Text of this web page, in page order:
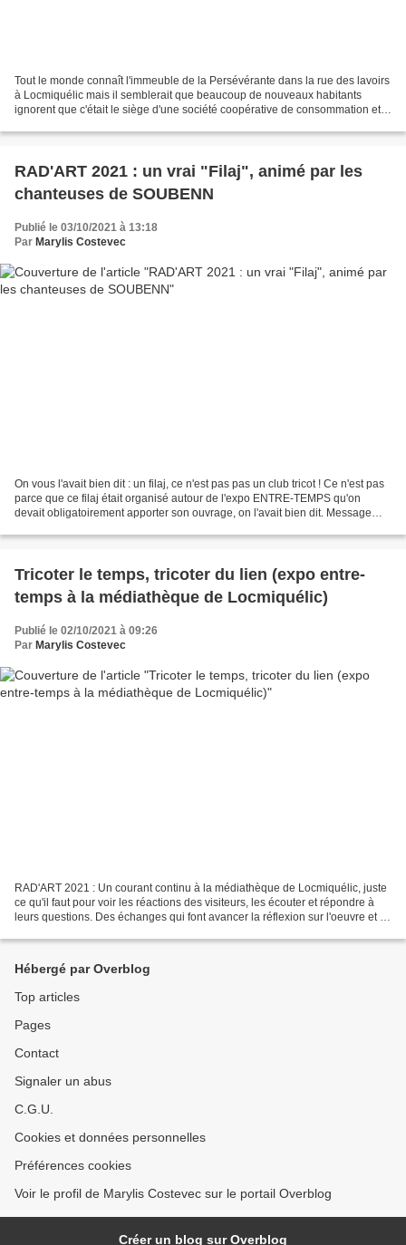
Tout le monde connaît l'immeuble de la Persévérante dans la rue des lavoirs
à Locmiquélic mais il semblerait que beaucoup de nouveaux habitants
ignorent que c'était le siège d'une société coopérative de consommation et
RAD'ART 2021 : un vrai "Filaj", animé par les
chanteuses de SOUBENN
Publié le 03/10/2021 à 13:18
Par Marylis Costevec
On vous l'avait bien dit : un filaj, ce n'est pas pas un club tricot ! Ce n'est pas
parce que ce filaj était organisé autour de l'expo ENTRE-TEMPS qu'on
devait obligatoirement apporter son ouvrage, on l'avait bien dit. Message
Tricoter le temps, tricoter du lien (expo entre-
temps à la médiathèque de Locmiquélic)
Publié le 02/10/2021 à 09:26
Par Marylis Costevec
RAD'ART 2021 : Un courant continu à la médiathèque de Locmiquélic, juste
ce qu'il faut pour voir les réactions des visiteurs, les écouter et répondre à
leurs questions. Des échanges qui font avancer la réflexion sur l'oeuvre et la
Hébergé par Overblog
Top articles
Pages
Contact
Signaler un abus
C.G.U.
Cookies et données personnelles
Préférences cookies
Voir le profil de Marylis Costevec sur le portail Overblog
Créer un blog sur Overblog